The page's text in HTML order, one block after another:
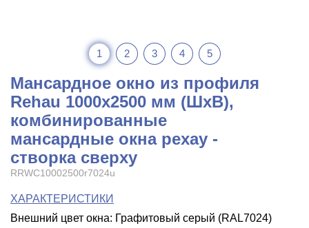
1 2 3 4 5
Мансардное окно из профиля
Rehau 1000x2500 мм (ШхВ),
комбинированные
мансардные окна рехау -
створка сверху
RRWC10002500r7024u
ХАРАКТЕРИСТИКИ
Внешний цвет окна: Графитовый серый (RAL7024)